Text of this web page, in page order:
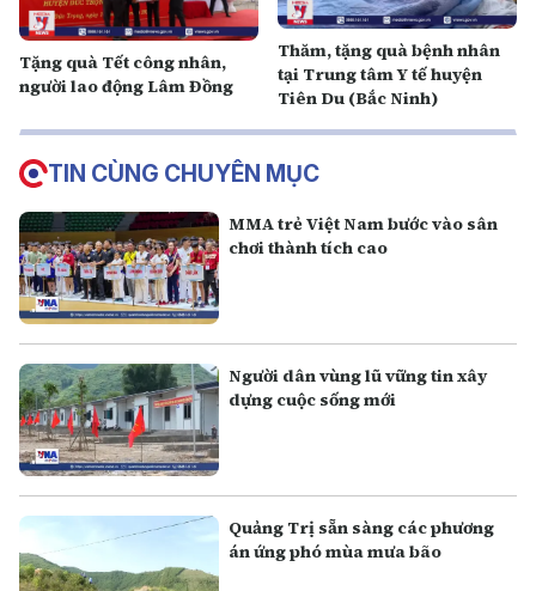
Tặng quà Tết công nhân,
người lao động Lâm Đồng
Thăm, tặng quà bệnh nhân
tại Trung tâm Y tế huyện
Tiên Du (Bắc Ninh)
TIN CÙNG CHUYÊN MỤC
MMA trẻ Việt Nam bước vào sân
chơi thành tích cao
Người dân vùng lũ vững tin xây
dựng cuộc sống mới
Quảng Trị sẵn sàng các phương
án ứng phó mùa mưa bão